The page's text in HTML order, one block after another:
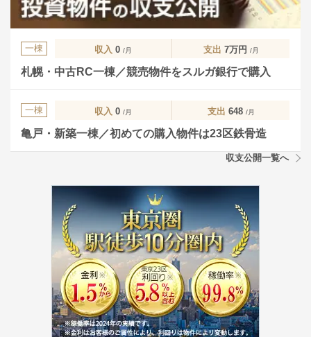
一棟 収入 0 /月 支出 7万円 /月
札幌・中古RC一棟／競売物件をスルガ銀行で購入
一棟 収入 0 /月 支出 648 /月
亀戸・新築一棟／初めての購入物件は23区鉄骨造
収支公開一覧へ